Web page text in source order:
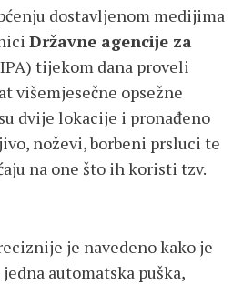
dostavljenom medijima
Državne agencije za
tijekom dana proveli
višemjesečne opsežne
dvije lokacije i pronađeno
noževi, borbeni prsluci te
na one što ih koristi tzv.
je navedeno kako je
automatska puška,